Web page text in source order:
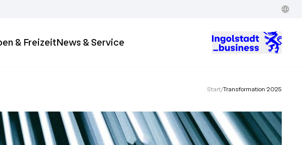
& FreizeitNews & Service
Start/Transformation 2025